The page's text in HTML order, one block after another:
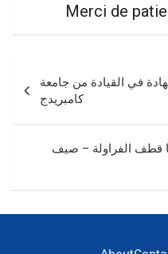
Merci de
de
l’article
في القيادة من جامعة
كامبريدج
قطف الفراولة – صيف